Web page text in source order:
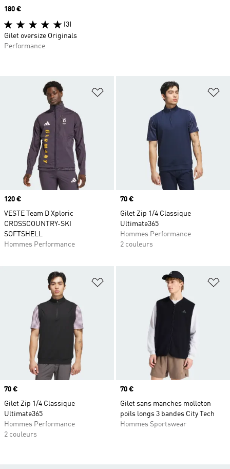
Ajouter à la Liste de produits
Prix
120 €
VESTE Team D Xploric
CROSSCOUNTRY-SKI
SOFTSHELL
Hommes Performance
Prix
70 €
Gilet Zip 1/4 Classique
Ultimate365
Hommes Performance
2 couleurs
Ajouter à la Liste de produits
Prix
70 €
Gilet Zip 1/4 Classique
Ultimate365
Hommes Performance
2 couleurs
Prix
70 €
Gilet sans manches molleton
poils longs 3 bandes City Tech
Hommes Sportswear
Prix
180 €
(3)
Gilet oversize Originals
Performance